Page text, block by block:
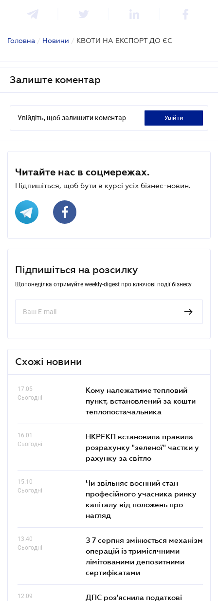
Головна / Новини / КВОТИ НА ЕКСПОРТ ДО ЄС
Залиште коментар
Увійдіть, щоб залишити коментар увійти
Читайте нас в соцмережах.
Підпишіться, щоб бути в курсі усіх бізнес-новин.
Підпишіться на розсилку
Щопонеділка отримуйте weekly-digest про ключові події бізнесу
Схожі новини
17.05
Сьогодні
Кому належатиме тепловий
пункт, встановлений за кошти
теплопостачальника
16.01
Сьогодні
НКРЕКП встановила правила
розрахунку "зеленої" частки у
рахунку за світло
15.10
Сьогодні
Чи звільняє воєнний стан
професійного учасника ринку
капіталу від положень про
нагляд
13.40
Сьогодні
З 7 серпня змінюється механізм
операцій із тримісячними
лімітованими депозитними
сертифікатами
12.09
ДПС роз'яснила податкові